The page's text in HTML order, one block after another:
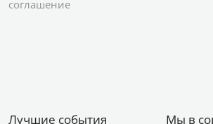
соглашение
Лучшие события Мы в